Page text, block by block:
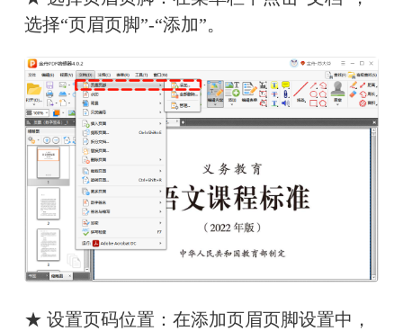
选择“页眉页脚”-“添加”。
★ 设置页码位置：在添加页眉页脚设置中，